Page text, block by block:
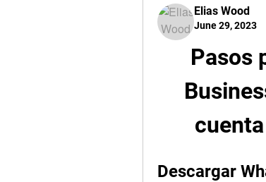
Elias Wood
June 29, 2023
Pasos
Descargar